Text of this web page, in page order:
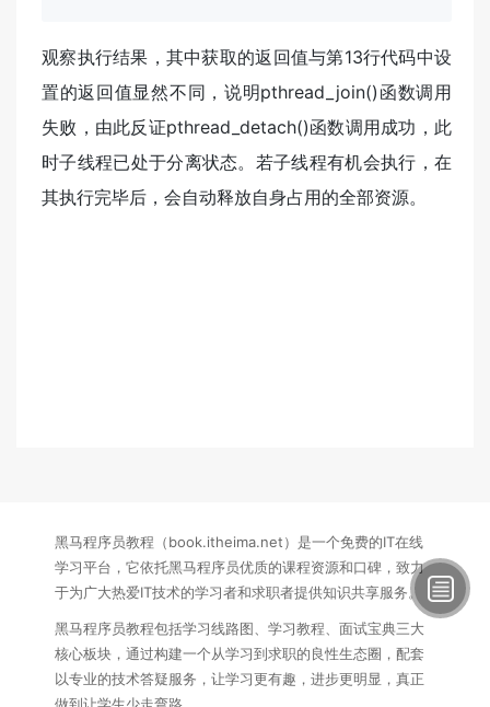
观察执行结果，其中获取的返回值与第13行代码中设
置的返回值显然不同，说明pthread_join()函数调用
失败，由此反证pthread_detach()函数调用成功，此
时子线程已处于分离状态。若子线程有机会执行，在
其执行完毕后，会自动释放自身占用的全部资源。
黑马程序员教程（book.itheima.net）是一个免费的IT在线
学习平台，它依托黑马程序员优质的课程资源和口碑，致力
于为广大热爱IT技术的学习者和求职者提供知识共享服务。
黑马程序员教程包括学习线路图、学习教程、面试宝典三大
核心板块，通过构建一个从学习到求职的良性生态圈，配套
以专业的技术答疑服务，让学习更有趣，进步更明显，真正